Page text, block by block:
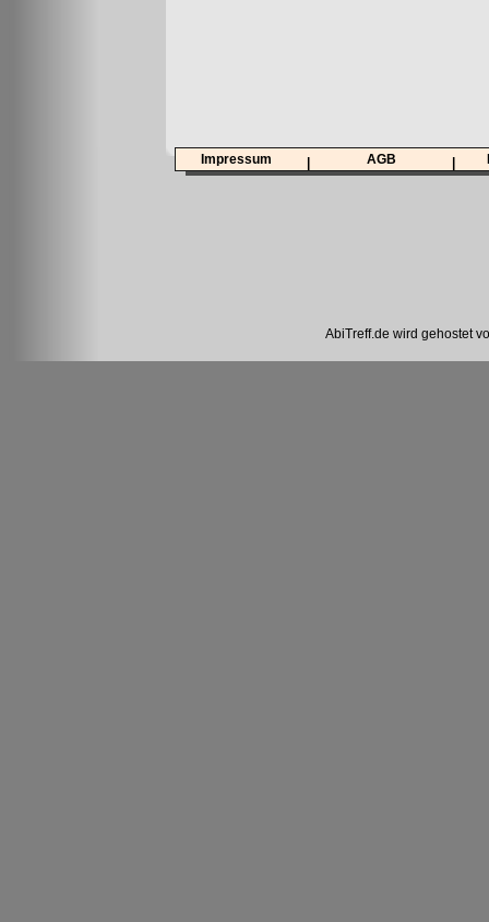
Impressum AGB
AbiTreff.de wird gehostet